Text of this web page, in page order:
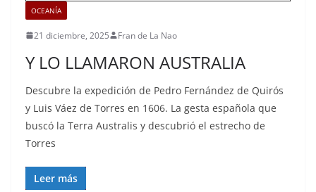
OCEANÍA
21 diciembre, 2025 Fran de La Nao
Y LO LLAMARON AUSTRALIA
Descubre la expedición de Pedro Fernández de Quirós
y Luis Váez de Torres en 1606. La gesta española que
buscó la Terra Australis y descubrió el estrecho de
Torres
Leer más